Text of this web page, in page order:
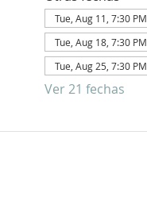
Tue, Aug 11, 7:30 PM
Tue, Aug 18, 7:30 PM
Tue, Aug 25, 7:30 PM
Ver 21 fechas